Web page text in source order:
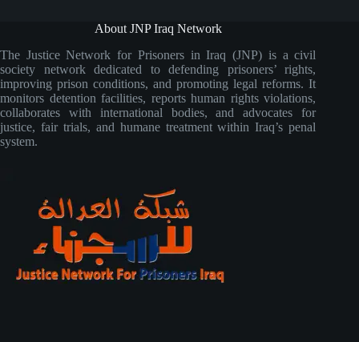
About JNP Iraq Network
The Justice Network for Prisoners in Iraq (JNP) is a civil
society network dedicated to defending prisoners’ rights,
improving prison conditions, and promoting legal reforms. It
monitors detention facilities, reports human rights violations,
collaborates with international bodies, and advocates for
justice, fair trials, and humane treatment within Iraq’s penal
system.